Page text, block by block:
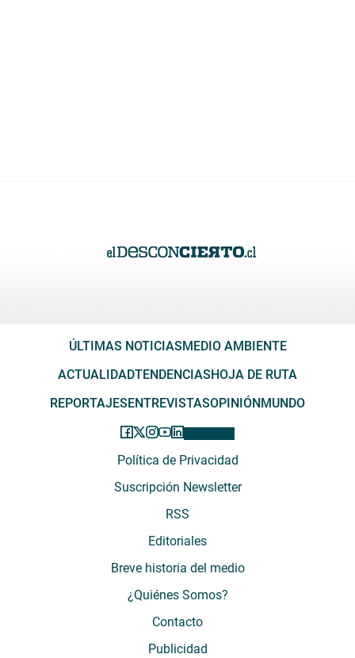
ÚLTIMAS NOTICIASMEDIO AMBIENTE
ACTUALIDADTENDENCIASHOJA DE RUTA
REPORTAJESENTREVISTASOPINIÓNMUNDO
Política de Privacidad
Suscripción Newsletter
RSS
Editoriales
Breve historia del medio
¿Quiénes Somos?
Contacto
Publicidad